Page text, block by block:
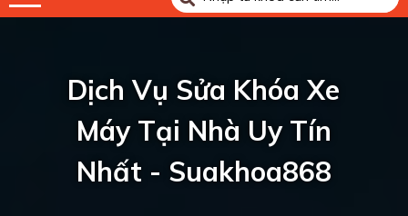
Dịch Vụ Sửa Khóa Xe
Máy Tại Nhà Uy Tín
Nhất - Suakhoa868